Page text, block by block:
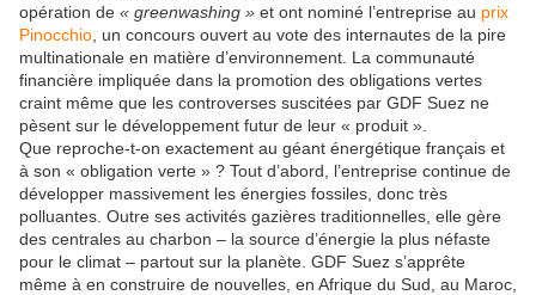
opération de « greenwashing » et ont nominé l’entreprise au prix
Pinocchio , un concours ouvert au vote des internautes de la pire
multinationale en matière d’environnement. La communauté
financière impliquée dans la promotion des obligations vertes
craint même que les controverses suscitées par GDF Suez ne
pèsent sur le développement futur de leur « produit ».
Que reproche-t-on exactement au géant énergétique français et
à son « obligation verte » ? Tout d’abord, l’entreprise continue de
développer massivement les énergies fossiles, donc très
polluantes. Outre ses activités gazières traditionnelles, elle gère
des centrales au charbon – la source d’énergie la plus néfaste
pour le climat – partout sur la planète. GDF Suez s’apprête
même à en construire de nouvelles, en Afrique du Sud, au Maroc,